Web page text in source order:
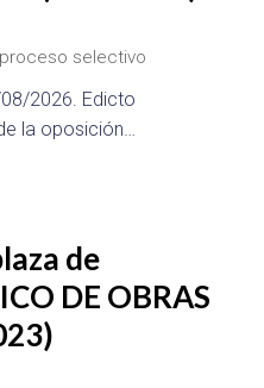
proceso selectivo
08/2026. Edicto
la oposición…
de
DE OBRAS